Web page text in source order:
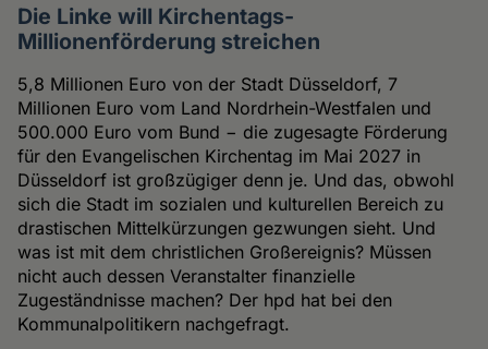
Die Linke will Kirchentags-
Millionenförderung streichen
5,8 Millionen Euro von der Stadt Düsseldorf, 7
Millionen Euro vom Land Nordrhein-Westfalen und
500.000 Euro vom Bund − die zugesagte Förderung
für den Evangelischen Kirchentag im Mai 2027 in
Düsseldorf ist großzügiger denn je. Und das, obwohl
sich die Stadt im sozialen und kulturellen Bereich zu
drastischen Mittelkürzungen gezwungen sieht. Und
was ist mit dem christlichen Großereignis? Müssen
nicht auch dessen Veranstalter finanzielle
Zugeständnisse machen? Der hpd hat bei den
Kommunalpolitikern nachgefragt.